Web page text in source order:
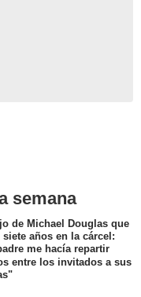
semana
de Michael Douglas que
siete años en la cárcel:
me hacía repartir
entre los invitados a sus